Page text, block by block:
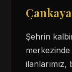
Şehrin
ilanlarımız,